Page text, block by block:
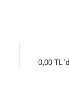
0,00 TL